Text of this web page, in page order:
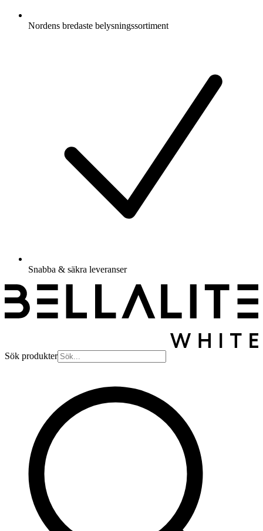
Nordens bredaste belysningssortiment
Snabba & säkra leveranser
Sök produkter